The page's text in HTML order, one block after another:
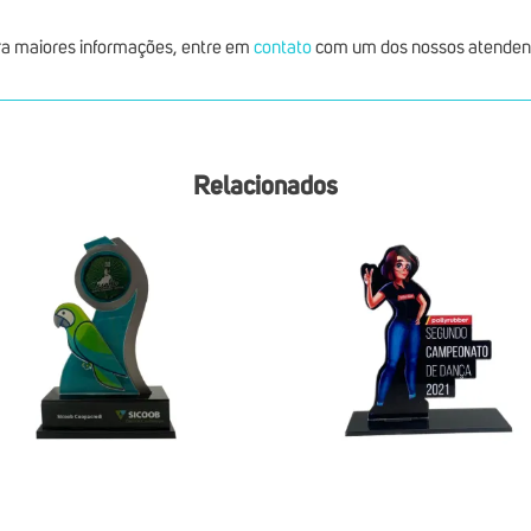
maiores informações, entre em contatocom um dos nossos
Relacionados